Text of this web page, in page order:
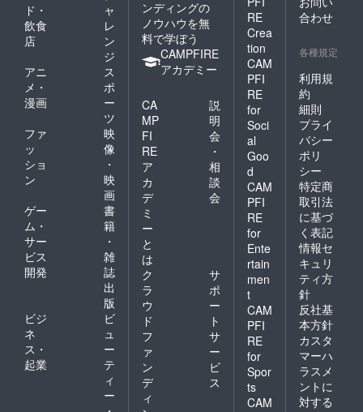
ド・
飲食
店
ャ
レ
ン
ジ
アニ
メ・
漫画
ス
ポ
ー
ツ
ファ
ッ
ショ
ン
映
像
・
映
画
ゲー
ム・
サー
ビス
開発
書
籍
・
雑
誌
出
版
ビジ
ネ
ス・
起業
ビ
ュ
ー
テ
ィ
ー
ンディングの
ノウハウを無
料で学ぼう
CAMPFIRE
アカデミー
CA
MP
FI
RE
ア
カ
デ
ミ
ー
と
は
説
明
会
・
相
談
会
ク
ラ
ウ
ド
フ
ァ
ン
デ
ィ
サ
ポ
ー
ト
サ
ー
ビ
ス
RE
Crea
tion
CAM
PFI
RE
for
Soci
al
Goo
d
CAM
PFI
RE
for
Ente
rtain
men
t
CAM
PFI
RE
for
Spor
ts
CAM
合わせ
各種規定
利用規
約
細則
プライ
バシー
ポリ
シー
特定商
取引法
に基づ
く表記
情報セ
キュリ
ティ方
針
反社基
本方針
カスタ
マーハ
ラスメ
ントに
対する